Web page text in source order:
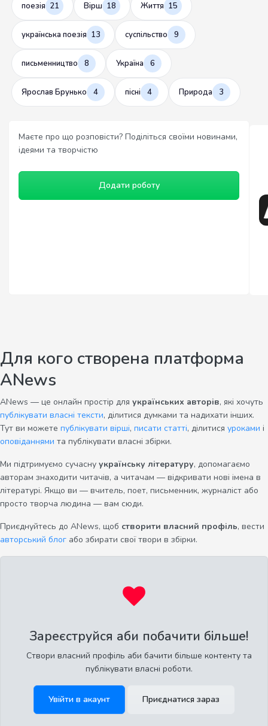
поезія 21 Вірш 18 Життя 15
українська поезія 13 суспільство 9
письменництво 8 Україна 6
Ярослав Брунько 4 пісні 4 Природа 3
Маєте про що розповісти? Поділіться своїми новинами,
ідеями та творчістю
Додати роботу
Для кого створена платформа
ANews
ANews — це онлайн простір для українських авторів, які хочуть
публікувати власні тексти, ділитися думками та надихати інших.
Тут ви можете публікувати вірші, писати статті, ділитися уроками і
оповіданнями та публікувати власні збірки.
Ми підтримуємо сучасну українську літературу, допомагаємо
авторам знаходити читачів, а читачам — відкривати нові імена в
літературі. Якщо ви — вчитель, поет, письменник, журналіст або
просто творча людина — вам сюди.
Приєднуйтесь до ANews, щоб створити власний профіль, вести
авторський блог або збирати свої твори в збірки.
Зареєструйся аби побачити більше!
Створи власний профіль аби бачити більше контенту та
публікувати власні роботи.
Увійти в акаунт Приєднатися зараз